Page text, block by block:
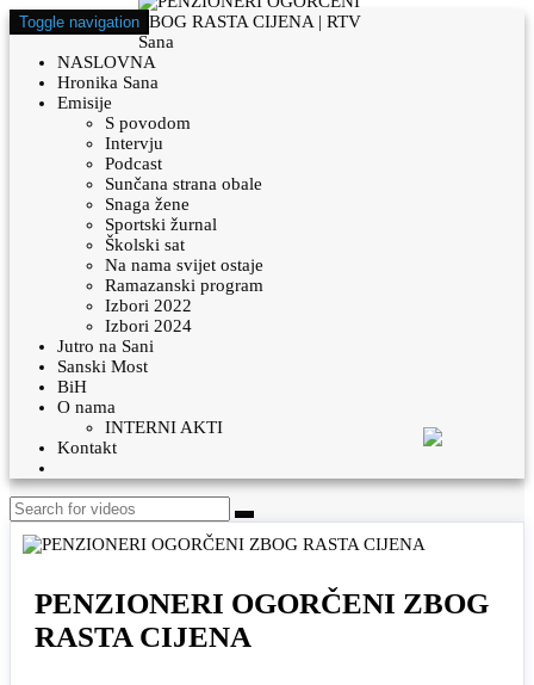
Toggle navigation
NASLOVNA
Hronika Sana
Emisije
S povodom
Intervju
Podcast
Sunčana strana obale
Snaga žene
Sportski žurnal
Školski sat
Na nama svijet ostaje
Ramazanski program
Izbori 2022
Izbori 2024
Jutro na Sani
Sanski Most
BiH
O nama
INTERNI AKTI
Kontakt
PENZIONERI OGORČENI ZBOG
RASTA CIJENA